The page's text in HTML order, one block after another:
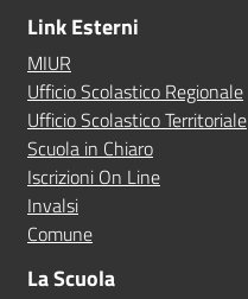
Link Esterni
MIUR
Ufficio Scolastico Regionale
Ufficio Scolastico Territoriale
Scuola in Chiaro
Iscrizioni On Line
Invalsi
Comune
La Scuola